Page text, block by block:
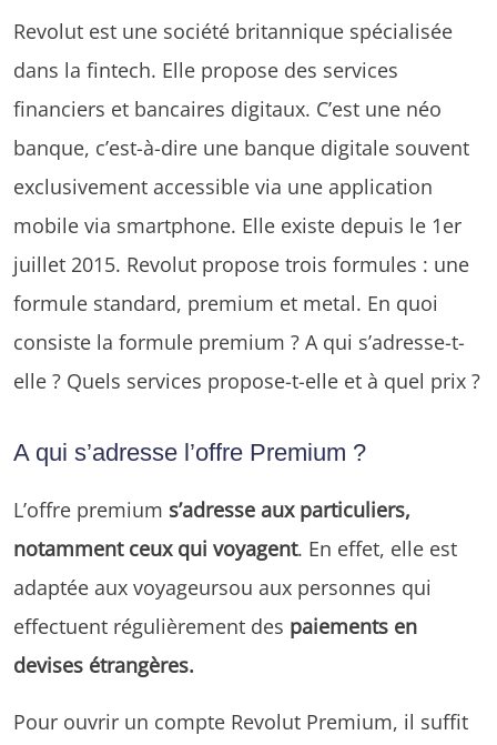
Revolut est une société britannique spécialisée
dans la fintech. Elle propose des services
financiers et bancaires digitaux. C’est une néo
banque, c’est-à-dire une banque digitale souvent
exclusivement accessible via une application
mobile via smartphone. Elle existe depuis le 1er
juillet 2015. Revolut propose trois formules : une
formule standard, premium et metal. En quoi
consiste la formule premium ? A qui s’adresse-t-
elle ? Quels services propose-t-elle et à quel prix ?
A qui s’adresse l’offre Premium ?
L’offre premium s’adresse aux particuliers,
notamment ceux qui voyagent. En effet, elle est
adaptée aux voyageursou aux personnes qui
effectuent régulièrement des paiements en
devises étrangères.
Pour ouvrir un compte Revolut Premium, il suffit